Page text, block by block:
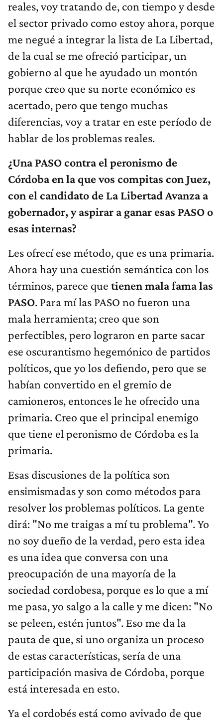
el sector privado como estoy ahora, porque
me negué a integrar la lista de La Libertad,
de la cual se me ofreció participar, un
gobierno al que he ayudado un montón
porque creo que su norte económico es
acertado, pero que tengo muchas
diferencias, voy a tratar en este período de
hablar de los problemas reales.
¿Una PASO contra el peronismo de
Córdoba en la que vos compitas con Juez,
con el candidato de La Libertad Avanza a
gobernador, y aspirar a ganar esas PASO o
esas internas?
Ahora hay una cuestión semántica con los
términos, parece quetienen mala fama las
PASO. Para mí las PASO no fueron una
mala herramienta; creo que son
perfectibles, pero lograron en parte sacar
ese oscurantismo hegemónico de partidos
políticos, que yo los defiendo, pero que se
habían convertido en el gremio de
camioneros, entonces le he ofrecido una
primaria. Creo que el principal enemigo
que tiene el peronismo de Córdoba es la
primaria.
Esas discusiones de la política son
ensimismadas y son como métodos para
resolver los problemas políticos. La gente
dirá: "No me traigas a mí tu problema". Yo
no soy dueño de la verdad, pero esta idea
es una idea que conversa con una
preocupación de una mayoría de la
sociedad cordobesa, porque es lo que a mí
me pasa, yo salgo a la calle y me dicen: "No
se peleen, estén juntos". Eso me da la
pauta de que, si uno organiza un proceso
de estas características, sería de una
participación masiva de Córdoba, porque
está interesada en esto.
muchas veces el peronismo ganó, en una